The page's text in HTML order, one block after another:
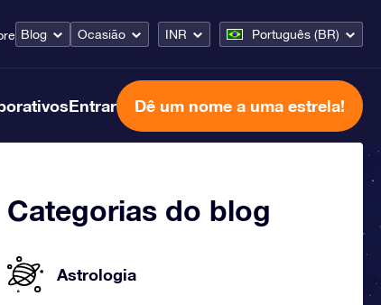
Blog Ocasião INR Português (BR)
Entrar Dê um nome a uma estrela!
Categorias do blog
Astrologia